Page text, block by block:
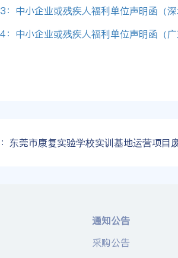
：中小企业或残疾人福利单位声明函（
：中小企业或残疾人福利单位声明函（
东莞市康复实验学校实训基地运营项目废标
通知公告
采购公告